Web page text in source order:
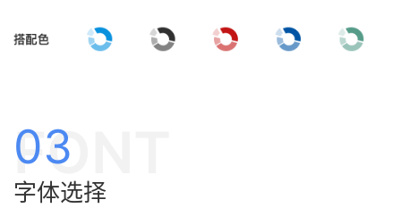
03
FONT
字体选择